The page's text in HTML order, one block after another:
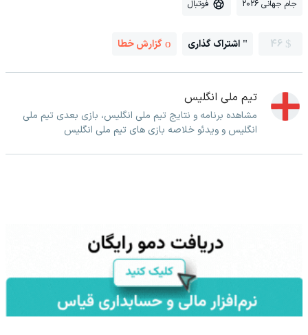
جام جهانی 2026 فوتبال
46 اشتراک گذاری گزارش خطا
تیم ملی انگلیس
مشاهده برنامه و نتایج تیم ملی انگلیس، بازی بعدی تیم ملی
انگلیس و ویدئو خلاصه بازی های تیم ملی انگلیس